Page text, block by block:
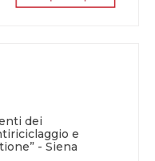
dei
e
- Siena